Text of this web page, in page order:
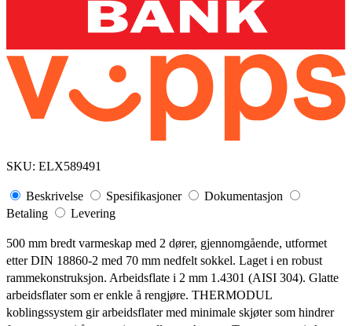
SKU: ELX589491
Beskrivelse Spesifikasjoner
Dokumentasjon
Betaling
Levering
500 mm bredt varmeskap med 2 dører, gjennomgående, utformet
etter DIN 18860-2 med 70 mm nedfelt sokkel. Laget i en robust
rammekonstruksjon. Arbeidsflate i 2 mm 1.4301 (AISI 304). Glatte
arbeidsflater som er enkle å rengjøre. THERMODUL
koblingssystem gir arbeidsflater med minimale skjøter som hindrer